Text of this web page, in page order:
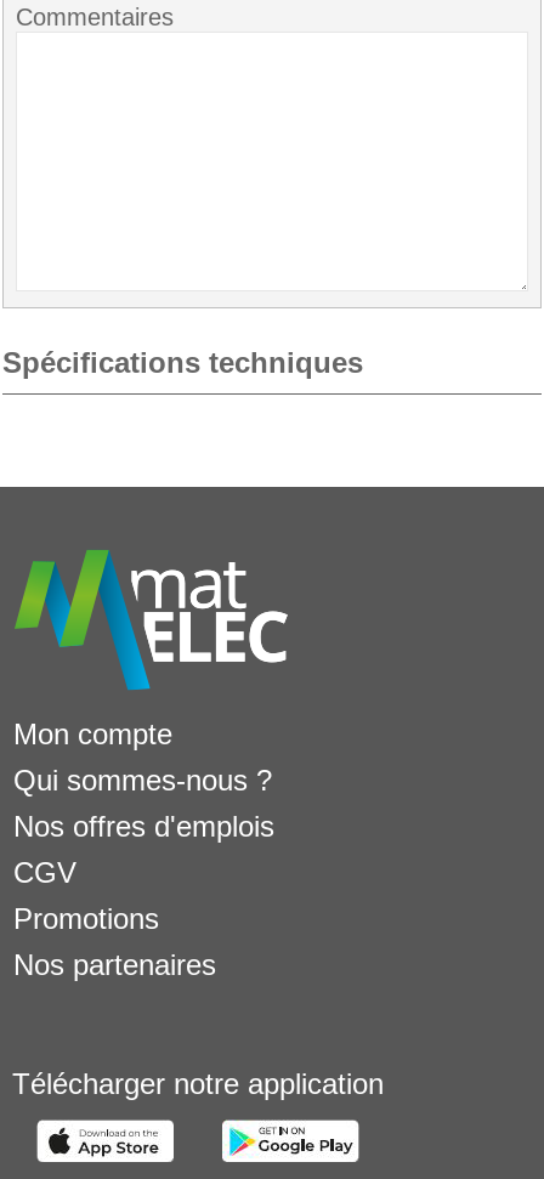
Commentaires
Spécifications techniques
Mon compte
Qui sommes-nous ?
Nos offres d'emplois
CGV
Promotions
Nos partenaires
Télécharger notre application